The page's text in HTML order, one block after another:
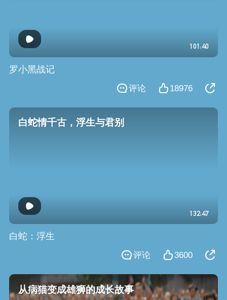
101:40
罗小黑战记
18976
评论
白蛇情千古，浮生与君别
132:47
白蛇：浮生
3600
评论
从病猫变成雄狮的成长故事